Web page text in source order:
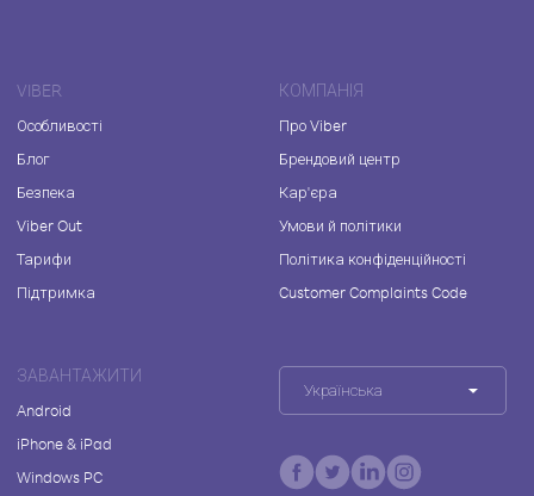
VIBER
Особливості
Блог
Безпека
Viber Out
Тарифи
Підтримка
КОМПАНІЯ
Про Viber
Брендовий центр
Кар'єра
Умови й політики
Політика конфіденційності
Customer Complaints Code
ЗАВАНТАЖИТИ
Android
iPhone & iPad
Windows PC
Українська